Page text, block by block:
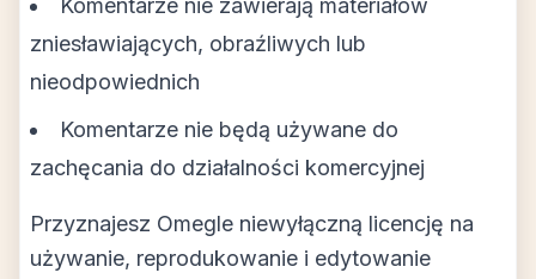
Komentarze nie zawierają materiałów
zniesławiających, obraźliwych lub
nieodpowiednich
Komentarze nie będą używane do
zachęcania do działalności komercyjnej
Przyznajesz Omegle niewyłączną licencję na
używanie, reprodukowanie i edytowanie